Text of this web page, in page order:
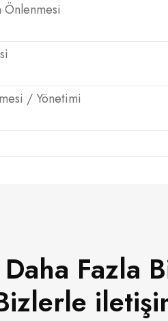
/ Yönetimi
Fazla